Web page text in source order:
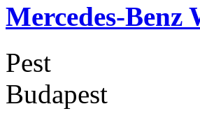
Mercedes-Benz
Pest
Budapest